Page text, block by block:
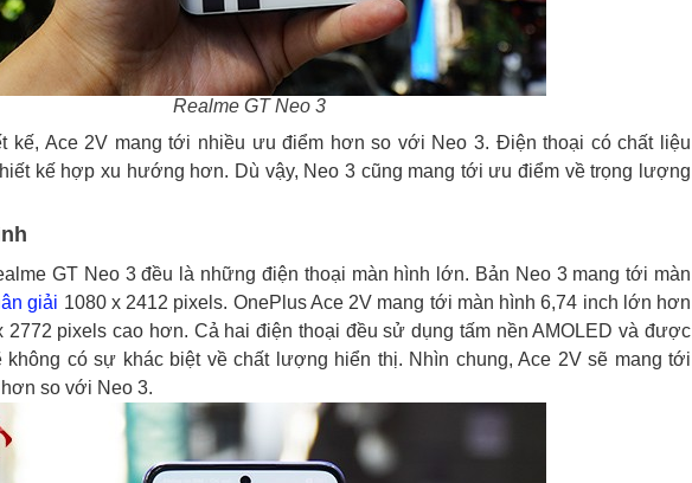
Realme GT Neo 3
kế, Ace 2V mang tới nhiều ưu điểm hơn so với Neo 3. Điện thoại có chất liệu
kế hợp xu hướng hơn. Dù vậy, Neo 3 cũng mang tới ưu điểm về trọng lượng
GT Neo 3 đều là những điện thoại màn hình lớn. Bản Neo 3 mang tới màn
giải 1080 x 2412 pixels. OnePlus Ace 2V mang tới màn hình 6,74 inch lớn hơn
2772 pixels cao hơn. Cả hai điện thoại đều sử dụng tấm nền AMOLED và được
không có sự khác biệt về chất lượng hiển thị. Nhìn chung, Ace 2V sẽ mang tới
so với Neo 3.